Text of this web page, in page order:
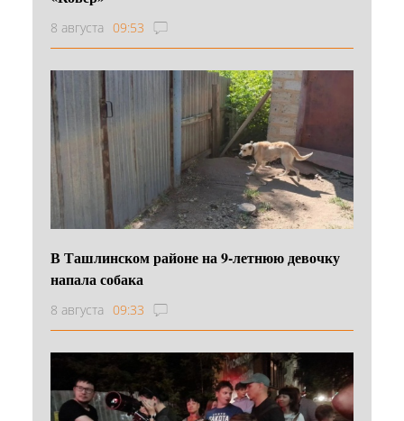
8 августа 09:53
В Ташлинском районе на 9-летнюю девочку
напала собака
8 августа 09:33